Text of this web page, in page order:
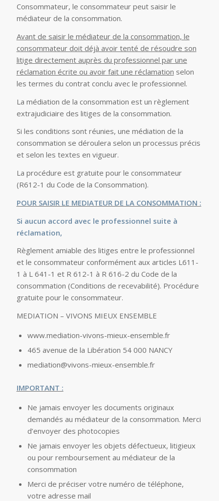
Consommateur, le consommateur peut saisir le
médiateur de la consommation.
Avant de saisir le médiateur de la consommation, le
consommateur doit déjà avoir tenté de résoudre son
litige directement auprès du professionnel par une
réclamation écrite ou avoir fait une réclamation selon
les termes du contrat conclu avec le professionnel.
La médiation de la consommation est un règlement
extrajudiciaire des litiges de la consommation.
Si les conditions sont réunies, une médiation de la
consommation se déroulera selon un processus précis
et selon les textes en vigueur.
La procédure est gratuite pour le consommateur
(R612-1 du Code de la Consommation).
POUR SAISIR LE MEDIATEUR DE LA CONSOMMATION :
Si aucun accord avec le professionnel suite à
réclamation,
Règlement amiable des litiges entre le professionnel
et le consommateur conformément aux articles L611-
1 à L 641-1 et R 612-1 à R 616-2 du Code de la
consommation (Conditions de recevabilité). Procédure
gratuite pour le consommateur.
MEDIATION – VIVONS MIEUX ENSEMBLE
www.mediation-vivons-mieux-ensemble.fr
465 avenue de la Libération 54 000 NANCY
mediation@vivons-mieux-ensemble.fr
IMPORTANT :
Ne jamais envoyer les documents originaux
demandés au médiateur de la consommation. Merci
d’envoyer des photocopies
Ne jamais envoyer les objets défectueux, litigieux
ou pour remboursement au médiateur de la
consommation
Merci de préciser votre numéro de téléphone,
votre adresse mail